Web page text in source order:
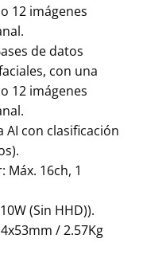
12 imágenes
de datos
con una
12 imágenes
AI con clasificación
Máx. 16ch, 1
(Sin HHD)).
/ 2.57Kg